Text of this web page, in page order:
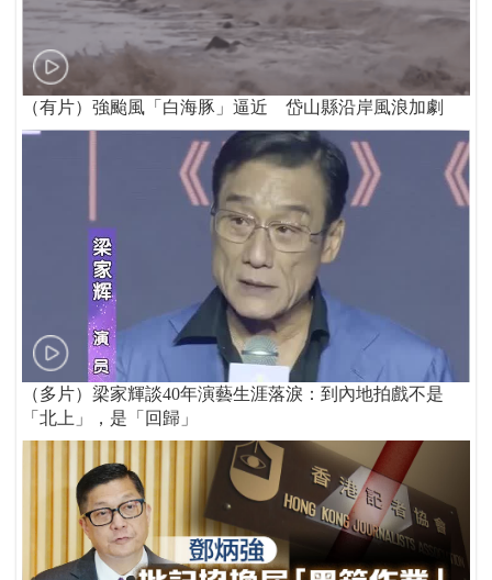
（有片）強颱風「白海豚」逼近 岱山縣沿岸風浪加劇
（多片）梁家輝談40年演藝生涯落淚：到內地拍戲不是
「北上」，是「回歸」